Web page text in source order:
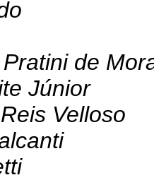
de
Júnior
Velloso